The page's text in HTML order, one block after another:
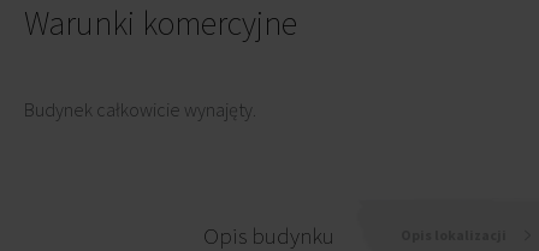
Warunki komercyjne
Budynek całkowicie wynajęty.
Opis budynku